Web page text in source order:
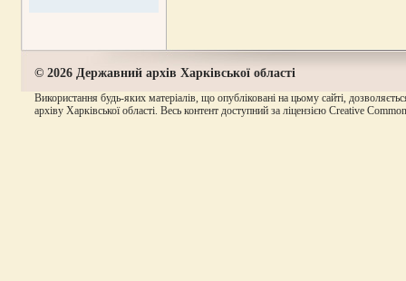
© 2026 Державний архів Харківської області
Використання будь-яких матеріалів, що опубліковані на цьому сайті,
архіву Харківської області. Весь контент доступний за ліцензією Creative